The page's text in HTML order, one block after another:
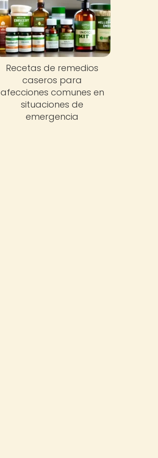
Recetas de remedios
caseros para
afecciones comunes en
situaciones de
emergencia